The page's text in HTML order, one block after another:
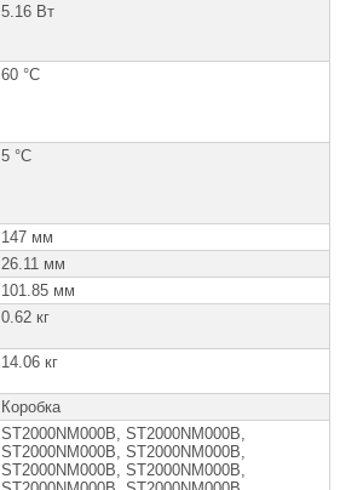
5.16 Вт
60 °C
5 °C
147 мм
26.11 мм
101.85 мм
0.62 кг
14.06 кг
Коробка
ST2000NM000B, ST2000NM000B,
ST2000NM000В, ST2000NМ000В,
ST2000NМ000В, SТ2000NМ000В,